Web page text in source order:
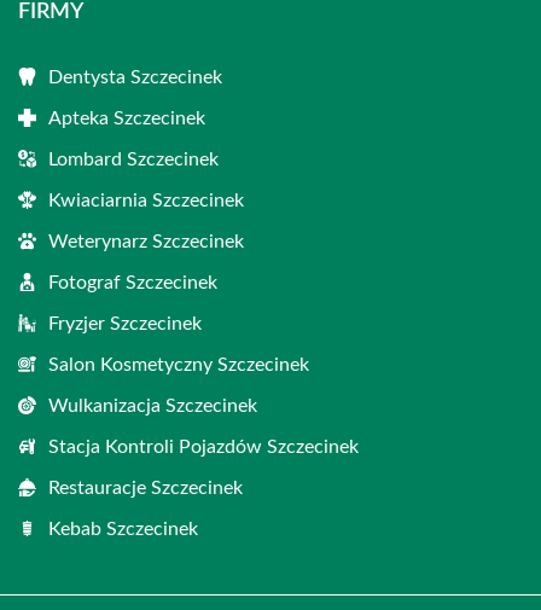
FIRMY
Dentysta Szczecinek
Apteka Szczecinek
Lombard Szczecinek
Kwiaciarnia Szczecinek
Weterynarz Szczecinek
Fotograf Szczecinek
Fryzjer Szczecinek
Salon Kosmetyczny Szczecinek
Wulkanizacja Szczecinek
Stacja Kontroli Pojazdów Szczecinek
Restauracje Szczecinek
Kebab Szczecinek